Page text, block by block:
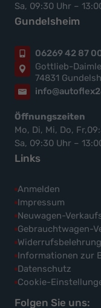
Sa, 09:30 Uhr –
Gundelsheim
06269 42 87
Gottlieb-
74831
Öffnungszeiten
Mo, Di, Mi, Do,
Sa, 09:30 Uhr –
Links
Anmelden
Impressum
Neuwagen-
Gebrauchtwagen-
Widerrufsbelehrung
Informationen zur
Datenschutz
Cookie-
Folgen Sie uns: